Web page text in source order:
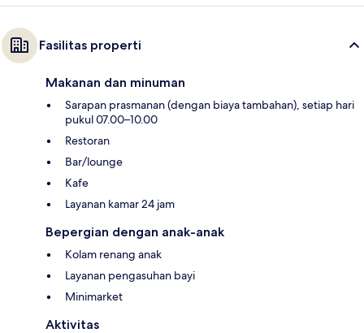
Fasilitas properti
Makanan dan minuman
Sarapan prasmanan (dengan biaya tambahan), setiap hari
pukul 07.00–10.00
Restoran
Bar/lounge
Kafe
Layanan kamar 24 jam
Bepergian dengan anak-anak
Kolam renang anak
Layanan pengasuhan bayi
Minimarket
Aktivitas